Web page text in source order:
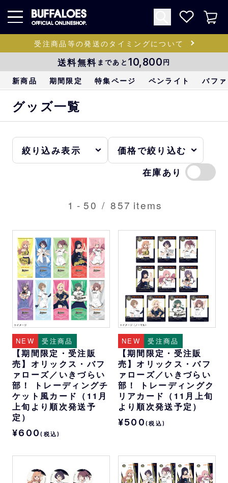
受注商品等の発送のタイミングについて
送料無料 まであと 10,800円
新商品 期間限定 特集ページ ペンライト バフ
グッズ一覧
在庫あり
1 - 50 / 857 items
NEW 受注商品
【期間限定・受注販
売】オリックス・バフ
ァローズ／いきづらい
部！ トレーディングチ
ケット風カード（11月
上旬より順次発送予
定）
¥600(税込)
NEW 受注商品
【期間限定・受注販
売】オリックス・バフ
ァローズ／いきづらい
部！ トレーディングク
リアカード（11月上旬
より順次発送予定）
¥500(税込)